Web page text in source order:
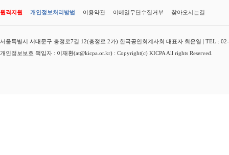
원격지원 개인정보처리방법 이용약관 이메일무단수집거부 찾아오시는길
서울특별시 서대문구 충정로7길 12(충정로 2가) 한국공인회계사회 대표자 최운열 | TEL :
개인정보보호 책임자 : 이재환(at@kicpa.or.kr) : Copyright(c) KICPA All rights Reserved.